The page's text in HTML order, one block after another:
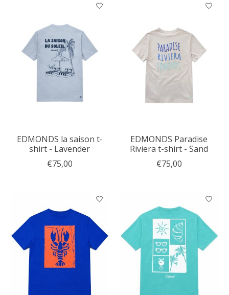
EDMONDS la saison t-
shirt - Lavender
€75,00
EDMONDS Paradise
Riviera t-shirt - Sand
€75,00